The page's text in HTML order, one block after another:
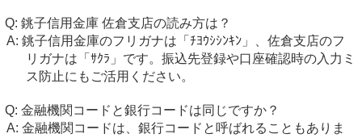
銚子信用金庫 佐倉支店の読み方は？
銚子信用金庫のフリガナは「ﾁﾖｳｼｼﾝｷﾝ」、佐倉支店のフ
リガナは「ｻｸﾗ」です。振込先登録や口座確認時の入力ミ
ス防止にもご活用ください。
金融機関コードと銀行コードは同じですか？
金融機関コードは、銀行コードと呼ばれることもありま